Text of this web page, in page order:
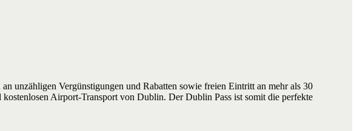
unzähligen Vergünstigungen und Rabatten sowie freien Eintritt an mehr als 30
Airport-Transport von Dublin. Der Dublin Pass ist somit die perfekte